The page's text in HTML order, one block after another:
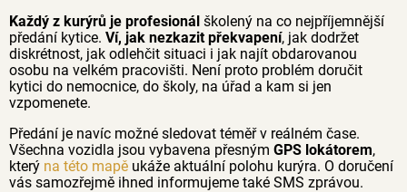
Každý z kurýrů je profesionál školený na co nejpříjemnější
předání kytice. Ví, jak nezkazit překvapení, jak dodržet
diskrétnost, jak odlehčit situaci i jak najít obdarovanou
osobu na velkém pracovišti. Není proto problém doručit
kytici do nemocnice, do školy, na úřad a kam si jen
vzpomenete.
Předání je navíc možné sledovat téměř v reálném čase.
Všechna vozidla jsou vybavena přesným GPS lokátorem,
který na této mapě ukáže aktuální polohu kurýra. O doručení
vás samozřejmě ihned informujeme také SMS zprávou.